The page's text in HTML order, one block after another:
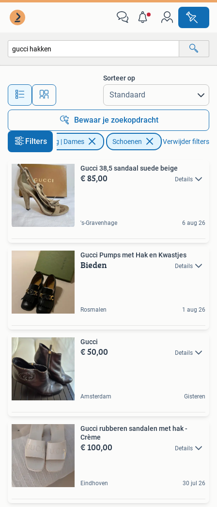
Alle afstanden…
Sorteer op
Bewaar je zoekopdracht
FiltersKleding | Dames Schoenen Verwijder filters
Gucci 38,5 sandaal suede beige
€ 85,00 Details
's-Gravenhage 6 aug 26
Gucci Pumps met Hak en Kwastjes
Bieden Details
Rosmalen 1 aug 26
Gucci
€ 50,00 Details
Amsterdam Gisteren
Gucci rubberen sandalen met hak -
Crème
€ 100,00 Details
Eindhoven 30 jul 26